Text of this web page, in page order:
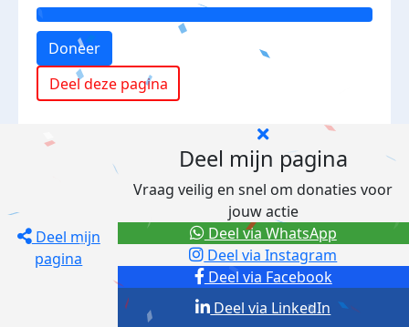
Doneer
Deel deze pagina
Deel mijn
pagina
Deel mijn pagina
Vraag veilig en snel om donaties voor
jouw actie
Deel via Facebook
Deel via Instagram
Deel via LinkedIn
Deel via WhatsApp